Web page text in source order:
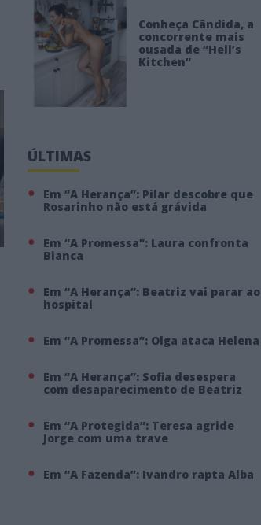
Conheça Cândida, a
concorrente mais
ousada de “Hell’s
Kitchen”
ÚLTIMAS
Em “A Herança”: Pilar descobre que
Rosarinho não está grávida
Em “A Promessa”: Laura confronta
Bianca
Em “A Herança”: Beatriz vai parar ao
hospital
Em “A Promessa”: Olga ataca Helena
Em “A Herança”: Sofia desespera
com desaparecimento de Beatriz
Em “A Protegida”: Teresa agride
Jorge com uma trave
Em “A Fazenda”: Ivandro rapta Alba